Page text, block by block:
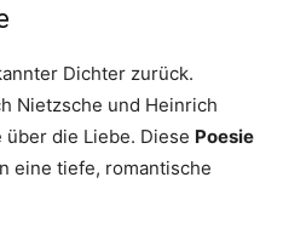
Dichter zurück.
Nietzsche und Heinrich
die Liebe. Diese Poesie
eine tiefe, romantische